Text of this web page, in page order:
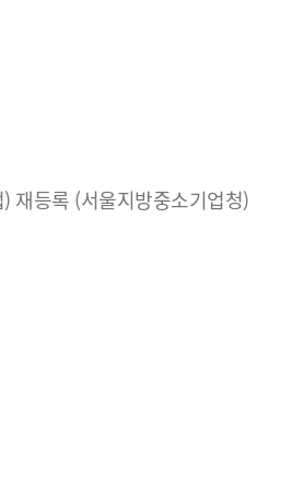
재등록 (서울지방중소기업청)